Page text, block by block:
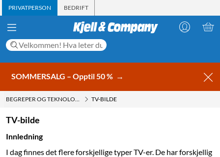
PRIVATPERSON BEDRIFT
SOMMERSALG – Opptil 50 % →
BEGREPER OG TEKNOLOGI TV-BILDE
TV-bilde
Innledning
I dag finnes det flere forskjellige typer TV-er. De har forskjellig